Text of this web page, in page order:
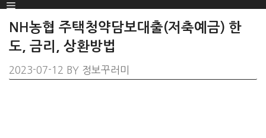
SKIP
TO
CONTENT
Menu
NH농협 주택청약담보대출(저축예금) 한
도, 금리, 상환방법
2023-07-12 BY 정보꾸러미